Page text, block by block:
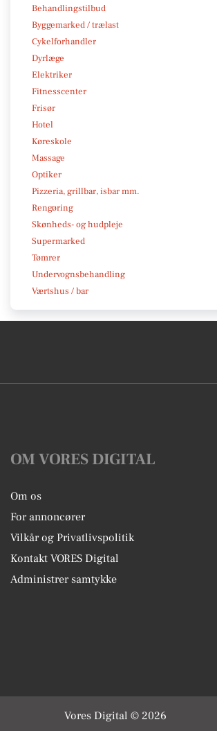
Behandlingstilbud
Byggemarked / trælast
Cykelforhandler
Dyrlæge
Elektriker
Fitnesscenter
Frisør
Hotel
Køreskole
Massage
Optiker
Pizzeria, grillbar, isbar mm.
Rengøring
Skønheds- og hudpleje
Supermarked
Tømrer
Undervognsbehandling
Værtshus / bar
OM VORES DIGITAL
Om os
For annoncører
Vilkår og Privatlivspolitik
Kontakt VORES Digital
Administrer samtykke
Vores Digital © 2026